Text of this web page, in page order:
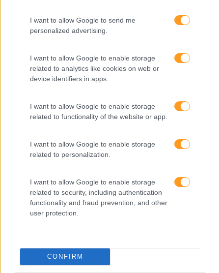
I want to allow Google to send me
personalized advertising.
I want to allow Google to enable storage
related to analytics like cookies on web or
device identifiers in apps.
I want to allow Google to enable storage
related to functionality of the website or app.
I want to allow Google to enable storage
related to personalization.
I want to allow Google to enable storage
related to security, including authentication
functionality and fraud prevention, and other
user protection.
CONFIRM
SKOLAE Formação, fala
sobre a Academia de
Formações ajustadas
ao seu negócio
FORMAÇÕES À